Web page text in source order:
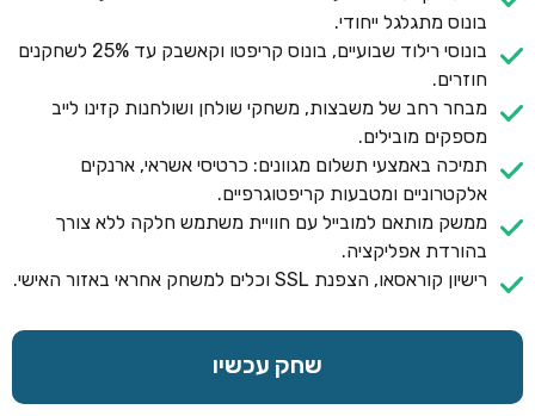
בונוס מתגלגל ייחודי.
בונוסי רילוד שבועיים, בונוס קריפטו וקאשבק עד 25% לשחקנים
חוזרים.
מבחר רחב של משבצות, משחקי שולחן ושולחנות קזינו לייב
מספקים מובילים.
תמיכה באמצעי תשלום מגוונים: כרטיסי אשראי, ארנקים
אלקטרוניים ומטבעות קריפטוגרפיים.
ממשק מותאם למובייל עם חוויית משתמש חלקה ללא צורך
בהורדת אפליקציה.
רישיון קוראסאו, הצפנת SSL וכלים למשחק אחראי באזור האישי.
שחק עכשיו